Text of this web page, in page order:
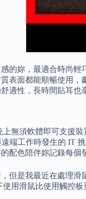
的妳，最適合時尚
表面都能順暢使用
適性，長時間貼耳也
上無須軟體即可支援
端工作時發生的 IT
配色陪伴妳記錄每個
但是我最近在處理
用滑鼠比使用觸控